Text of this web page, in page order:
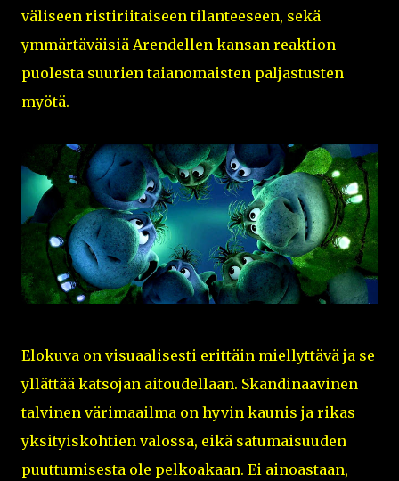
väliseen ristiriitaiseen tilanteeseen, sekä
ymmärtäväisiä Arendellen kansan reaktion
puolesta suurien taianomaisten paljastusten
myötä.
Elokuva on visuaalisesti erittäin miellyttävä ja se
yllättää katsojan aitoudellaan. Skandinaavinen
talvinen värimaailma on hyvin kaunis ja rikas
yksityiskohtien valossa, eikä satumaisuuden
puuttumisesta ole pelkoakaan. Ei ainoastaan,